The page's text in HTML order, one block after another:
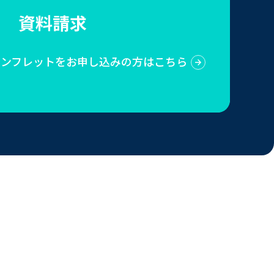
資料請求
フレットをお申し込みの方はこちら